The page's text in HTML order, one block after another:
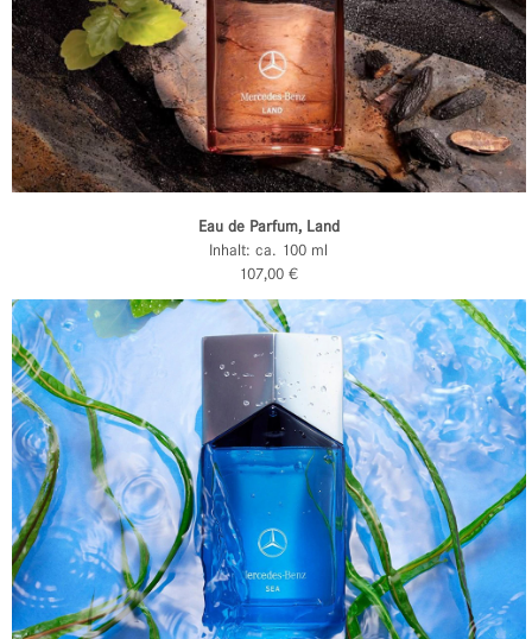
Eau de Parfum, Land
Inhalt: ca. 100 ml
107,00 €